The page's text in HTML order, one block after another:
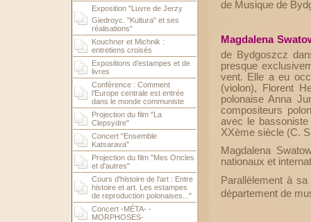
Exposition "Luvre de Jerzy
Giedroyc. "Kultura" et ses
réalisations"
Kouchner et Michnik :
entretiens croisés
Expositions d'estampes et de
livres
Conférence : Comment
l'Europe centrale est entrée
dans le monde communiste
Projection du film "La
Clepsydre"
Concert "Ensemble
Katsarava"
Projection du film "Mes Oncles
et d'autres"
Cours d'histoire de l'art : Entre
histoire et art. Les estampes
de reproduction polonaises..."
Concert -MÉTA- -
MORPHOSES-
de Musique de
Magdalena
de Bydgoszcz
presque
vent. Elle a eu
(violon), Florent
polonaise Anna
compositeurs
avec le
XXème siècle (C.
Magdalena
nationaux et
Parallèlement à
département de